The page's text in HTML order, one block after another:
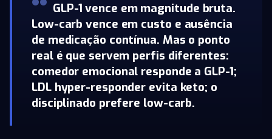
GLP-1 vence em magnitude bruta.
Low-carb vence em custo e ausência
de medicação contínua. Mas o ponto
real é que servem perfis diferentes:
comedor emocional responde a GLP-1;
LDL hyper-responder evita keto; o
disciplinado prefere low-carb.